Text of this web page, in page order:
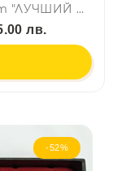
Голям стилен подаръчен комплект "ЛУЧШИЙ РЬIБАК" - манерка за алкохол, чашки и фунийка FH-82
лв.
-52%